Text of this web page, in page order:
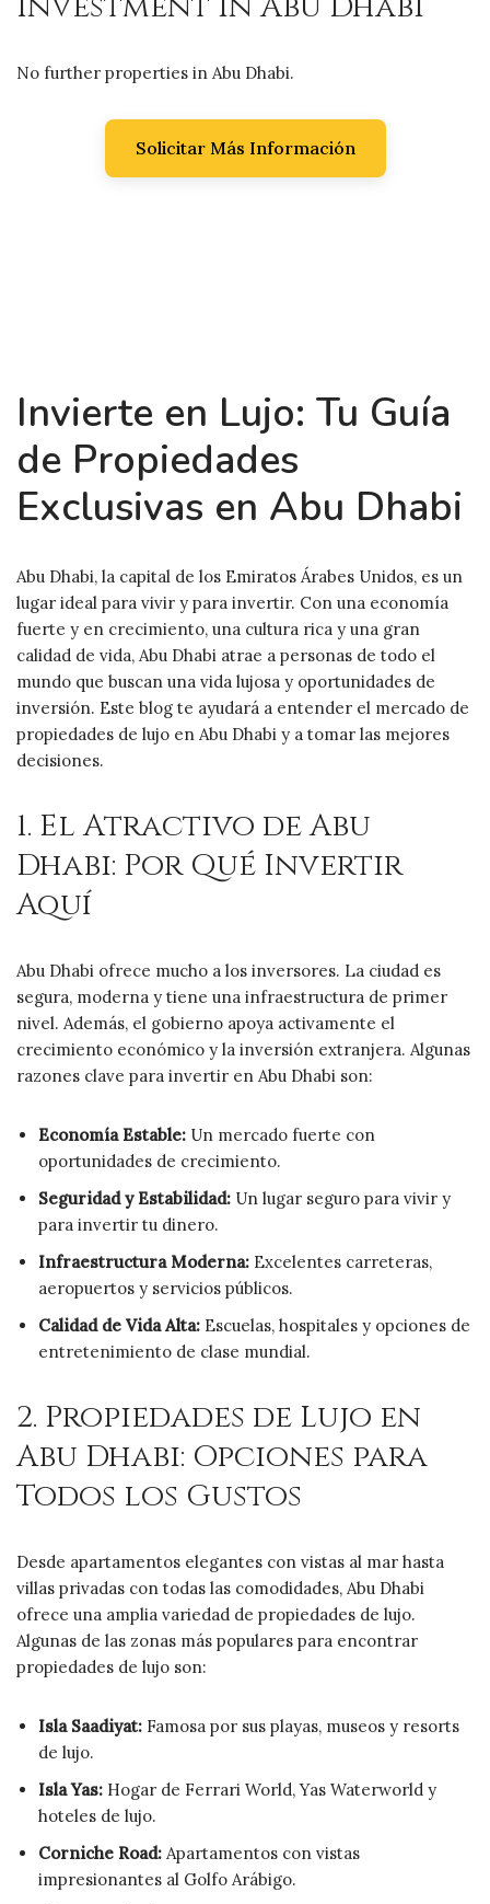
No further properties in Abu Dhabi.
Solicitar Más Información
Invierte en Lujo: Tu Guía
de Propiedades
Exclusivas en Abu Dhabi
Abu Dhabi, la capital de los Emiratos Árabes Unidos, es un
lugar ideal para vivir y para invertir. Con una economía
fuerte y en crecimiento, una cultura rica y una gran
calidad de vida, Abu Dhabi atrae a personas de todo el
mundo que buscan una vida lujosa y oportunidades de
inversión. Este blog te ayudará a entender el mercado de
propiedades de lujo en Abu Dhabi y a tomar las mejores
decisiones.
1. El Atractivo de Abu
Dhabi: Por Qué Invertir
Aquí
Abu Dhabi ofrece mucho a los inversores. La ciudad es
segura, moderna y tiene una infraestructura de primer
nivel. Además, el gobierno apoya activamente el
crecimiento económico y la inversión extranjera. Algunas
razones clave para invertir en Abu Dhabi son:
Economía Estable: Un mercado fuerte con
oportunidades de crecimiento.
Seguridad y Estabilidad: Un lugar seguro para vivir y
para invertir tu dinero.
Infraestructura Moderna: Excelentes carreteras,
aeropuertos y servicios públicos.
Calidad de Vida Alta: Escuelas, hospitales y opciones de
entretenimiento de clase mundial.
2. Propiedades de Lujo en
Abu Dhabi: Opciones para
Todos los Gustos
Desde apartamentos elegantes con vistas al mar hasta
villas privadas con todas las comodidades, Abu Dhabi
ofrece una amplia variedad de propiedades de lujo.
Algunas de las zonas más populares para encontrar
propiedades de lujo son:
Isla Saadiyat: Famosa por sus playas, museos y resorts
de lujo.
Isla Yas: Hogar de Ferrari World, Yas Waterworld y
hoteles de lujo.
Corniche Road: Apartamentos con vistas
impresionantes al Golfo Arábigo.